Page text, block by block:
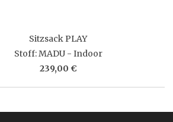
Sitzsack PLAY
Stoff: MADU - Indoor
239,00 €